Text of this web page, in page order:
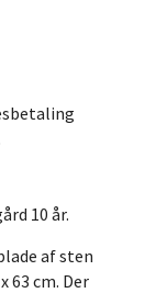
10 år.
af sten
63 cm. Der